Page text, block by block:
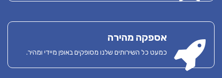
אספקה מהירה
כמעט כל השירותים שלנו מסופקים באופן מיידי ומהיר.